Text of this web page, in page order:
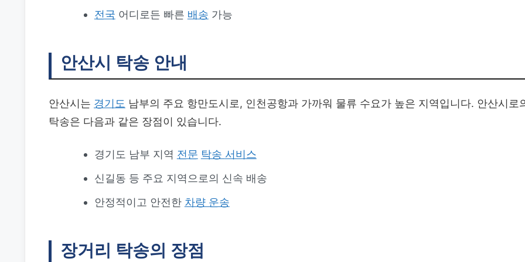
전국 어디로든 빠른 배송 가능
안산시 탁송 안내
안산시는 경기도 남부의 주요 항만도시로, 인천공항과 가까워 물류 수요가 높은 지역입니다. 안산시로
탁송은 다음과 같은 장점이 있습니다.
경기도 남부 지역 전문 탁송 서비스
신길동 등 주요 지역으로의 신속 배송
안정적이고 안전한 차량 운송
장거리 탁송의 장점